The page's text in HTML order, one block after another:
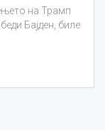
на Трамп
Бајден, биле